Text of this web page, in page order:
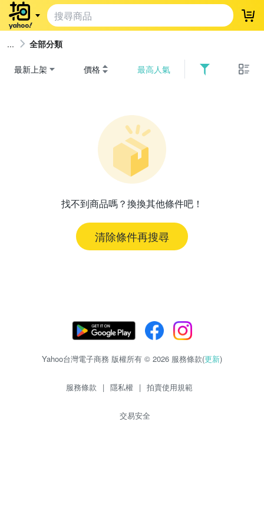
登
全部分類
最新上架 價格 最高人氣
找不到商品嗎？換換其他條件吧！
清除條件再搜尋
Yahoo台灣電子商務 版權所有 © 2026 服務條款(更新)
服務條款 | 隱私權 | 拍賣使用規範
交易安全